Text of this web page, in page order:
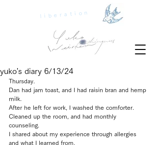
liberation
yuko's diary 6/13/24
Thursday.
Dan had jam toast, and I had raisin bran and hemp
milk.
After he left for work, I washed the comforter.
Cleaned up the room, and had monthly
counseling.
I shared about my experience through allergies
and what I learned from.